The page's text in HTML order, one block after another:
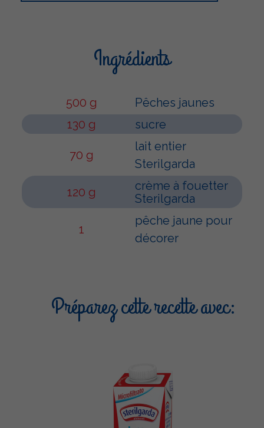
Ingrédients
500 g
Pêches jaunes
130 g
sucre
70 g
lait entier
Sterilgarda
120 g
crème à fouetter
Sterilgarda
1
pêche jaune pour
décorer
Préparez cette recette avec: